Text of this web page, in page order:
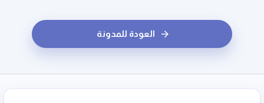
العودة للمدونة